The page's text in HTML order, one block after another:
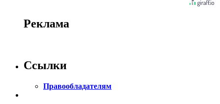
Реклама
Ссылки
Правообладателям